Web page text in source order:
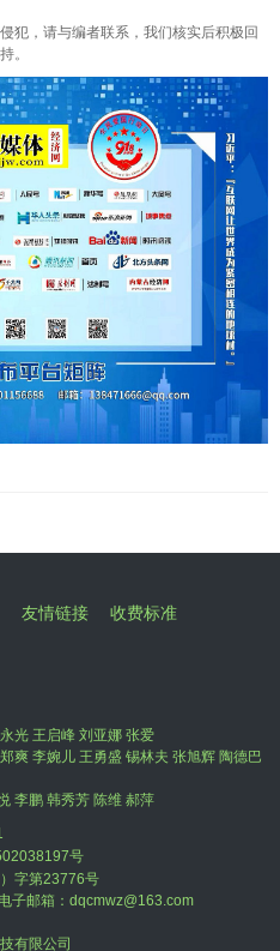
犯，请与编者联系，我们核实后积极回
。
友情链接 收费标准
光 王启峰 刘亚娜 张爱
爽 李婉儿 王勇盛 锡林夫 张旭辉 陶德巴
李鹏 韩秀芳 陈维 郝萍
号
字第23776号
子邮箱：dqcmwz@163.com
有限公司